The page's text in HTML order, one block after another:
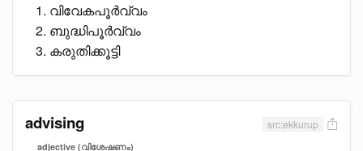
വിവേകപൂർവ്വം
ബുദ്ധിപൂർവ്വം
കരുതിക്കൂട്ടി
advising src:ekkurup
adjective (വിശേഷണം)